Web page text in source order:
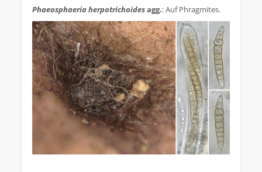
Phaeosphaeria herpotrichoidesagg.: Auf Phragmites.